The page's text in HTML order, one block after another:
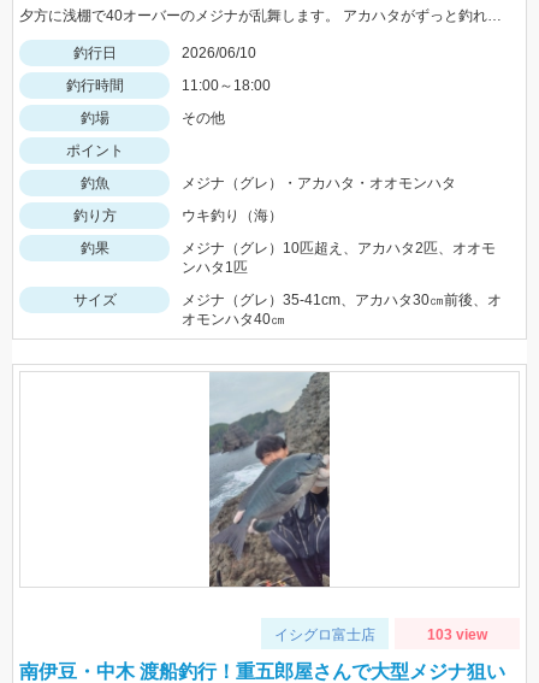
夕方に浅棚で40オーバーのメジナが乱舞します。 アカハタがずっと釣れます♪根魚玉＆旨はたグラブが最強です。
釣行日
2026/06/10
釣行時間
11:00～18:00
釣場
その他
ポイント
釣魚
メジナ（グレ）・アカハタ・オオモンハタ
釣り方
ウキ釣り（海）
釣果
メジナ（グレ）10匹超え、アカハタ2匹、オオモ
ンハタ1匹
サイズ
メジナ（グレ）35-41cm、アカハタ30㎝前後、オ
オモンハタ40㎝
イシグロ富士店 103 view
南伊豆・中木 渡船釣行！重五郎屋さんで大型メジナ狙い